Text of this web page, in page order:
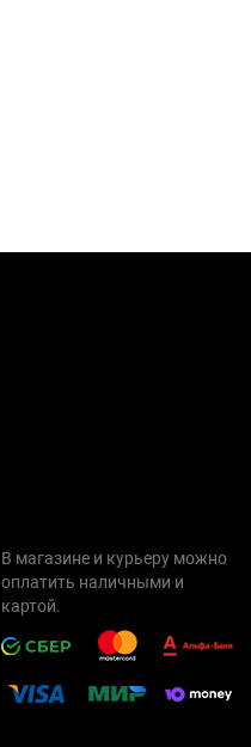
В магазине и курьеру можно
оплатить наличными и
картой.